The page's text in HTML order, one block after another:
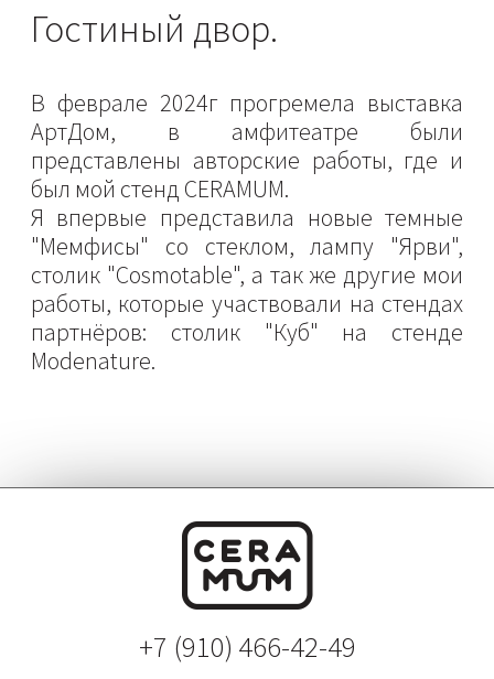
Гостиный двор.
В феврале 2024г прогремела выставка
АртДом, в амфитеатре были
представлены авторские работы, где и
был мой стенд CERAMUM.
Я впервые представила новые темные
"Мемфисы" со стеклом, лампу "Ярви",
столик "Cosmotable", а так же другие мои
работы, которые участвовали на стендах
партнёров: столик "Куб" на стенде
Modenature.
+7 (910) 466-42-49